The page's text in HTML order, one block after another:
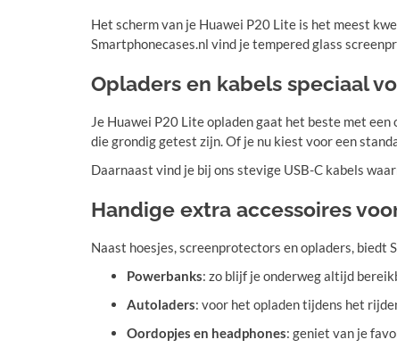
Het scherm van je Huawei P20 Lite is het meest
Smartphonecases.nl vind je tempered glass
Opladers en kabels speciaal
Je Huawei P20 Lite opladen gaat het beste met
die grondig getest zijn. Of je nu kiest voor een
Daarnaast vind je bij ons stevige USB-C kabels
Handige extra accessoires
Naast hoesjes, screenprotectors en opladers, biedt
Powerbanks: zo blijf je onderweg altijd
Autoladers: voor het opladen tijdens het
Oordopjes en headphones: geniet van je